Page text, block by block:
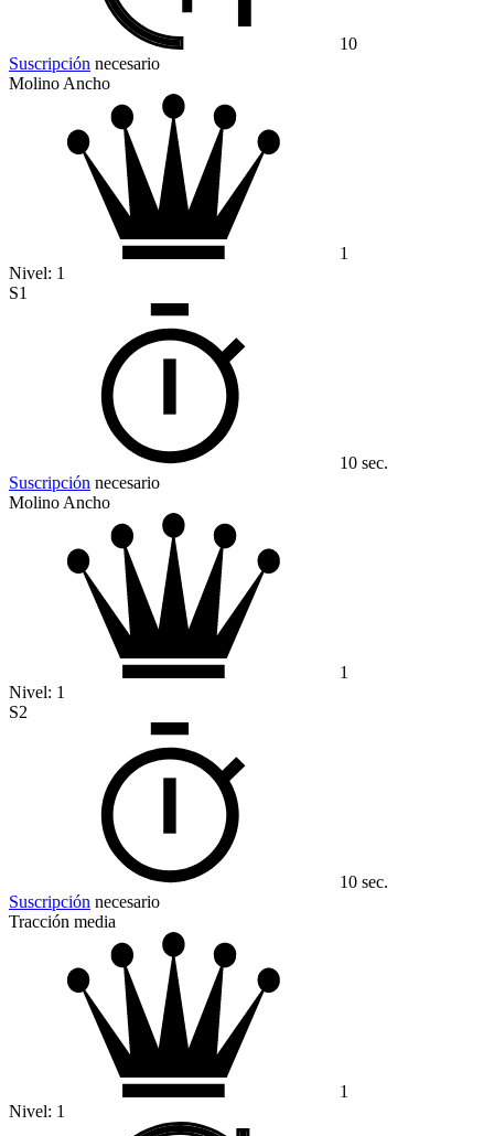
10
Suscripción necesario
Molino Ancho
1
Nivel: 1
S1
10 sec.
Suscripción necesario
Molino Ancho
1
Nivel: 1
S2
10 sec.
Suscripción necesario
Tracción media
1
Nivel: 1